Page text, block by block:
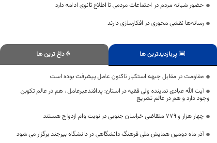
حضور شبانه مردم در اجتماعات مردمی تا اطلاع ثانوی ادامه دارد
رسانه‌ها نقشی محوری در افکارسازی دارند
پربازدیدترین ها داغ ترین ها
مقاومت در مقابل جبهه استکبار تاکنون عامل پیشرفت بوده است
آیت الله عبادی نماینده ولی فقیه در استان: پدافندغیرعامل ، هم در عالم تکوین
وجود دارد و هم در عالم تشریع
چهار هزار و ۷۷۹ متقاضی خراسان جنوبی در نوبت وام ازدواج هستند
آذر ماه دومین همایش ملی فرهنگ دانشگاهی در دانشگاه بیرجند برگزار می شود